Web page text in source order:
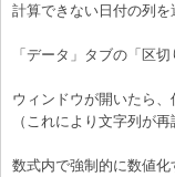
計算できない日付の列を
「データ」タブの「区
ウィンドウが開いたら
（これにより文字列が
数式内で強制的に数値化